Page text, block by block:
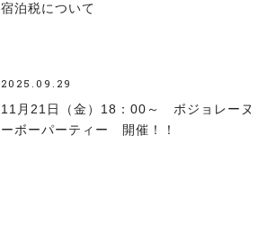
宿泊税について
2025.09.29
11月21日（金）18：00～ ボジョレーヌ
ーボーパーティー 開催！！